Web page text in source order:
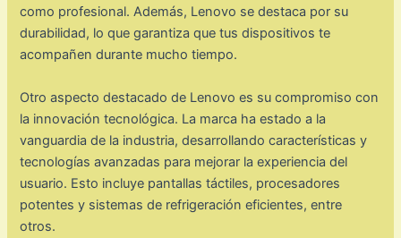
como profesional. Además, Lenovo se destaca por su
durabilidad, lo que garantiza que tus dispositivos te
acompañen durante mucho tiempo.
Otro aspecto destacado de Lenovo es su compromiso con
la innovación tecnológica. La marca ha estado a la
vanguardia de la industria, desarrollando características y
tecnologías avanzadas para mejorar la experiencia del
usuario. Esto incluye pantallas táctiles, procesadores
potentes y sistemas de refrigeración eficientes, entre
otros.